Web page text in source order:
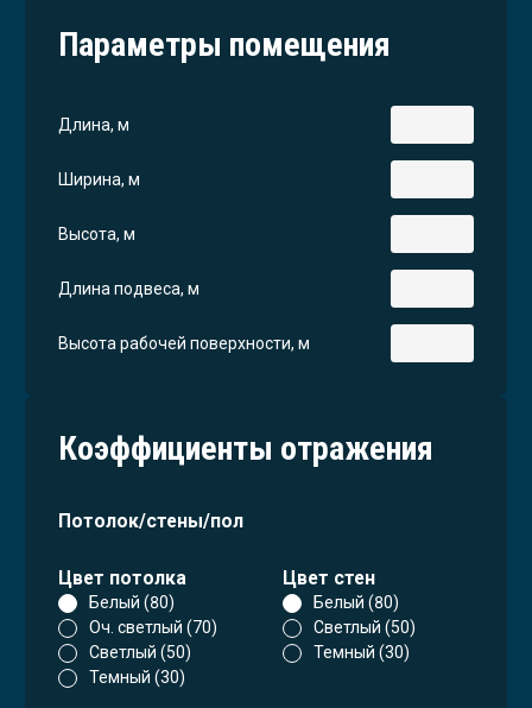
Параметры помещения
Длина, м
Ширина, м
Высота, м
Длина подвеса, м
Высота рабочей поверхности, м
Коэффициенты отражения
Потолок/стены/пол
Цвет потолка
Белый (80)
Оч. светлый (70)
Светлый (50)
Темный (30)
Цвет стен
Белый (80)
Светлый (50)
Темный (30)